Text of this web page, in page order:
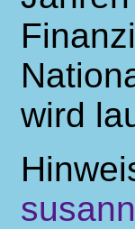
wird